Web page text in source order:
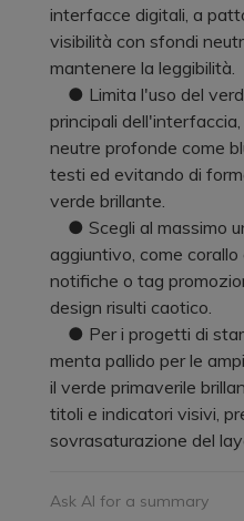
interfacce digitali, a
visibilità con sfondi
mantenere la leggibilità.
● Limita l'uso del
principali
neutre profonde come
testi ed evitando di
verde brillante.
● Scegli al massimo
aggiuntivo, come
notifiche o tag
design risulti caotico.
● Per i progetti di
menta pallido per le
il verde primaverile
titoli e indicatori visivi,
sovrasaturazione del
Ask AI for a summary